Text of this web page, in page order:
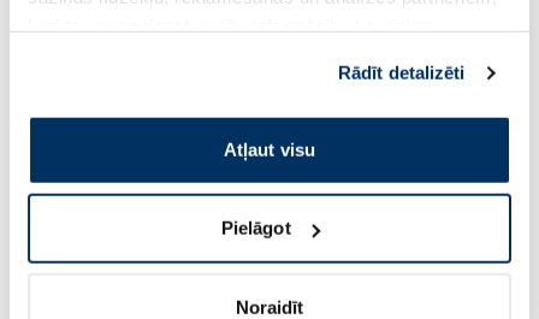
pakalpojumus. Ja piekrītat šo papildu sīkdatņu
izmantošanai, lūdzu, atzīmējiet savu izvēli:
Rādīt detalizēti
Atļaut visu
Pielāgot
Noraidīt
WELLA PROFESSIONALS
Invigo Volume Boost Uplifting
Care izsmidzināms līdzeklis,
150 ml
WELLA PROFESSIONALS
Nutricurls maska matiem, 150
ml
21.16 €